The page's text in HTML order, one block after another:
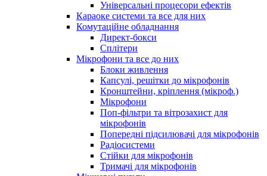
Універсальні процесори ефектів
Караоке системи та все для них
Комутаційне обладнання
Директ-бокси
Сплітери
Мікрофони та все до них
Блоки живлення
Капсулі, решітки до мікрофонів
Кронштейни, кріплення (мікроф.)
Мікрофони
Поп-фільтри та вітрозахист для
мікрофонів
Попередні підсилювачі для мікрофонів
Радіосистеми
Стійки для мікрофонів
Тримачі для мікрофонів